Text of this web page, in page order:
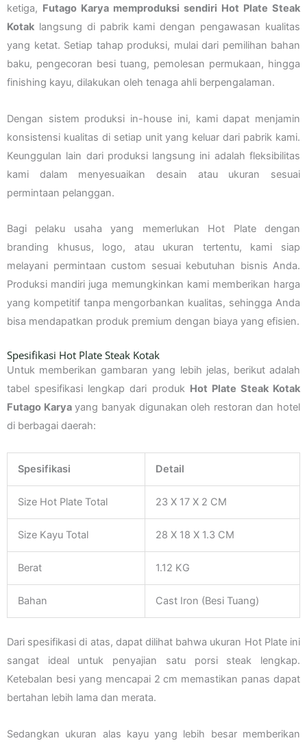
ketiga, Futago Karya memproduksi sendiri Hot Plate Steak
Kotak langsung di pabrik kami dengan pengawasan kualitas
yang ketat. Setiap tahap produksi, mulai dari pemilihan bahan
baku, pengecoran besi tuang, pemolesan permukaan, hingga
finishing kayu, dilakukan oleh tenaga ahli berpengalaman.
Dengan sistem produksi in-house ini, kami dapat menjamin
konsistensi kualitas di setiap unit yang keluar dari pabrik kami.
Keunggulan lain dari produksi langsung ini adalah fleksibilitas
kami dalam menyesuaikan desain atau ukuran sesuai
permintaan pelanggan.
Bagi pelaku usaha yang memerlukan Hot Plate dengan
branding khusus, logo, atau ukuran tertentu, kami siap
melayani permintaan custom sesuai kebutuhan bisnis Anda.
Produksi mandiri juga memungkinkan kami memberikan harga
yang kompetitif tanpa mengorbankan kualitas, sehingga Anda
bisa mendapatkan produk premium dengan biaya yang efisien.
Spesifikasi Hot Plate Steak Kotak
Untuk memberikan gambaran yang lebih jelas, berikut adalah
tabel spesifikasi lengkap dari produk Hot Plate Steak Kotak
Futago Karyayang banyak digunakan oleh restoran dan hotel
di berbagai daerah:
Spesifikasi Detail
Size Hot Plate Total 23 X 17 X 2 CM
Size Kayu Total 28 X 18 X 1.3 CM
Berat 1.12 KG
Bahan Cast Iron (Besi Tuang)
Dari spesifikasi di atas, dapat dilihat bahwa ukuran Hot Plate ini
sangat ideal untuk penyajian satu porsi steak lengkap.
Ketebalan besi yang mencapai 2 cm memastikan panas dapat
bertahan lebih lama dan merata.
Sedangkan ukuran alas kayu yang lebih besar memberikan